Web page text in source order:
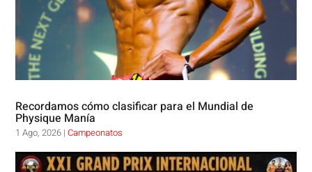
Recordamos cómo clasificar para el Mundial de
Physique Manía
1 Ago, 2026 |Campeonatos